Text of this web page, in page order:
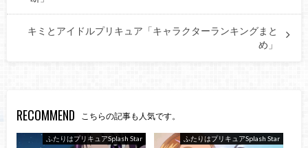
キミとアイドルプリキュア「キャラクターランキングまと
め」
RECOMMEND こちらの記事も人気です。
ふたりはプリキュアSplash Star ふたりはプリキュアSplash Star